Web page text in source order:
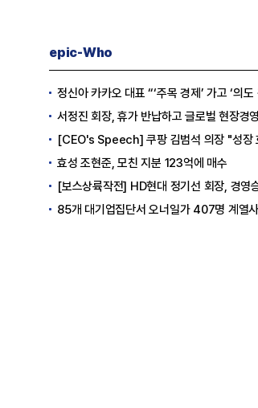
epic-Who
정신아 카카오 대표 “‘주목 경제’ 가고 ‘의도 경제’
서정진 회장, 휴가 반납하고 글로벌 현장경영 나
[CEO's Speech] 쿠팡 김범석 의장 "성장 흐름은 변하지
효성 조현준, 모친 지분 123억에 매수
[보스상륙작전] HD현대 정기선 회장, 경영승계 ‘큰
85개 대기업집단서 오너일가 407명 계열사 등기임원